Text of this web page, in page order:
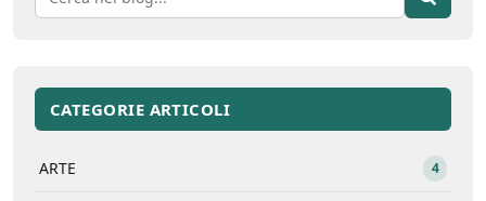
CATEGORIE ARTICOLI
ARTE 4